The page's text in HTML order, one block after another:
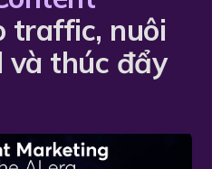
traffic, nuôi
và thúc đẩy